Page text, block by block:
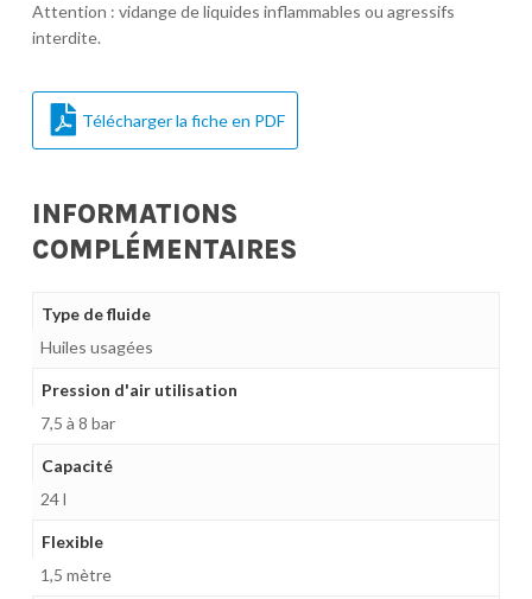
Attention : vidange de liquides inflammables ou agressifs
interdite.
Télécharger la fiche en PDF
INFORMATIONS
COMPLÉMENTAIRES
Type de fluide
Huiles usagées
Pression d'air utilisation
7,5 à 8 bar
Capacité
24 l
Flexible
1,5 mètre